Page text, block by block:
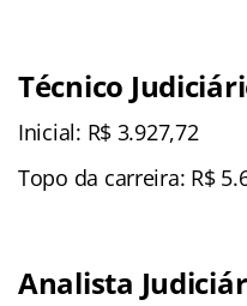
Técnico
Inicial: R$ 3.927,72
Topo da carreira: R$
Analista